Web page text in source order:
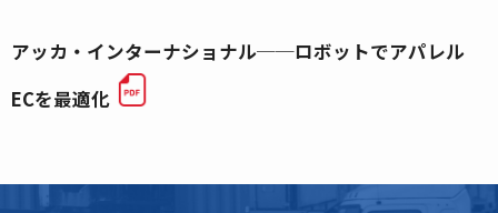
アッカ・インターナショナル──ロボットでアパレル
ECを最適化